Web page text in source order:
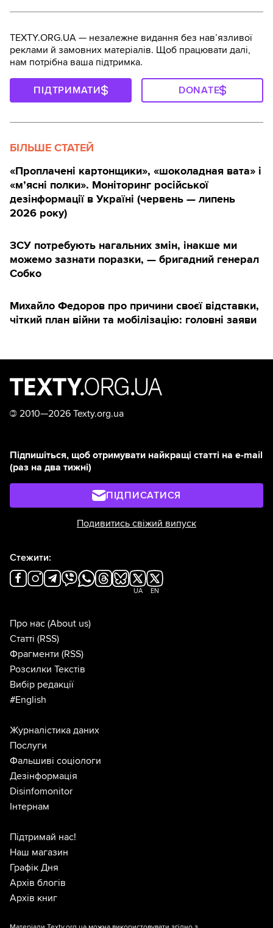
TEXTY.ORG.UA — незалежне видання без навʼязливої
реклами й замовних матеріалів. Щоб працювати далі,
нам потрібна ваша підтримка.
ПІДТРИМАТИ DONATE
БІЛЬШЕ СТАТЕЙ
«Проплачені картонщики», «шоколадная вата» і
«м’ясні полки». Моніторинг російської
дезінформації в Україні (червень — липень
2026 року)
ЗСУ потребують нагальних змін, інакше ми
можемо зазнати поразки, — бригадний генерал
Собко
Михайло Федоров про причини своєї відставки,
чіткий план війни та мобілізацію: головні заяви
© 2010—2026 Texty.org.ua
Підпишіться, щоб отримувати найкращі статті на e-mail
(раз на два тижні)
ПІДПИСАТИСЯ
Подивитись свіжий випуск
Стежити:
UA EN
Про нас (About us)
Статті (RSS)
Фрагменти (RSS)
Розсилки Текстів
Вибір редакції
#English
Журналістика даних
Послуги
Фальшиві соціологи
Дезінформація
Disinfomonitor
Інтернам
Підтримай нас!
Наш магазин
Графік Дня
Архів блогів
Архів книг